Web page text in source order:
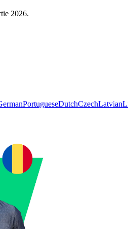
2026.
PortugueseDutchCzechLatvian